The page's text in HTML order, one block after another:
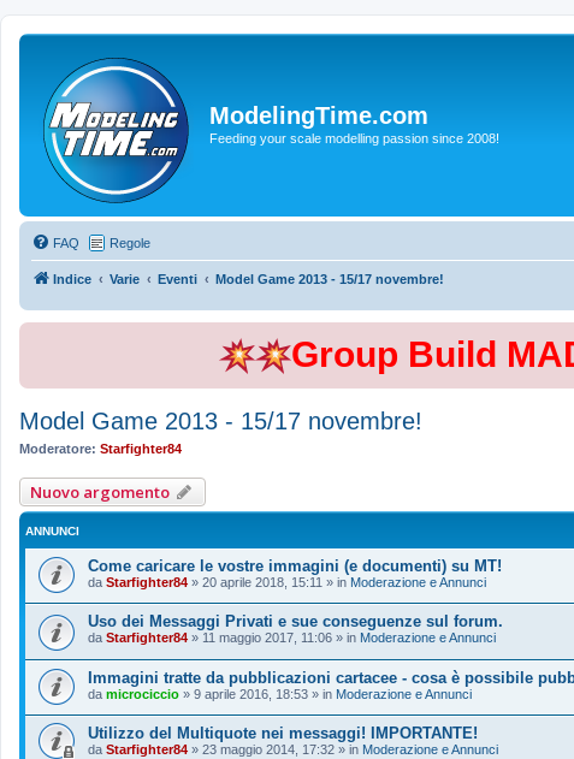
ModelingTime.com
Feeding your scale modelling passion since 2008!
FAQ Regole
Indice Varie Eventi Model Game 2013 - 15/17 novembre!
Group Build
Model Game 2013 - 15/17 novembre!
Moderatore: Starfighter84
Nuovo argomento
ANNUNCI
Come caricare le vostre immagini (e documenti) su MT!
da Starfighter84 » 20 aprile 2018, 15:11 » in Moderazione e Annunci
Uso dei Messaggi Privati e sue conseguenze sul forum.
da Starfighter84 » 11 maggio 2017, 11:06 » in Moderazione e Annunci
Immagini tratte da pubblicazioni cartacee - cosa è possibile
da microciccio » 9 aprile 2016, 18:53 » in Moderazione e Annunci
Utilizzo del Multiquote nei messaggi! IMPORTANTE!
da Starfighter84 » 23 maggio 2014, 17:32 » in Moderazione e Annunci